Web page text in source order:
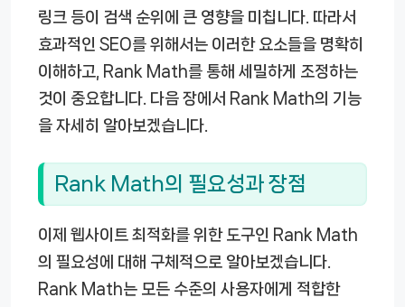
링크 등이 검색 순위에 큰 영향을 미칩니다. 따라서
효과적인 SEO를 위해서는 이러한 요소들을 명확히
이해하고, Rank Math를 통해 세밀하게 조정하는
것이 중요합니다. 다음 장에서 Rank Math의 기능
을 자세히 알아보겠습니다.
Rank Math의 필요성과 장점
이제 웹사이트 최적화를 위한 도구인 Rank Math
의 필요성에 대해 구체적으로 알아보겠습니다.
Rank Math는 모든 수준의 사용자에게 적합한